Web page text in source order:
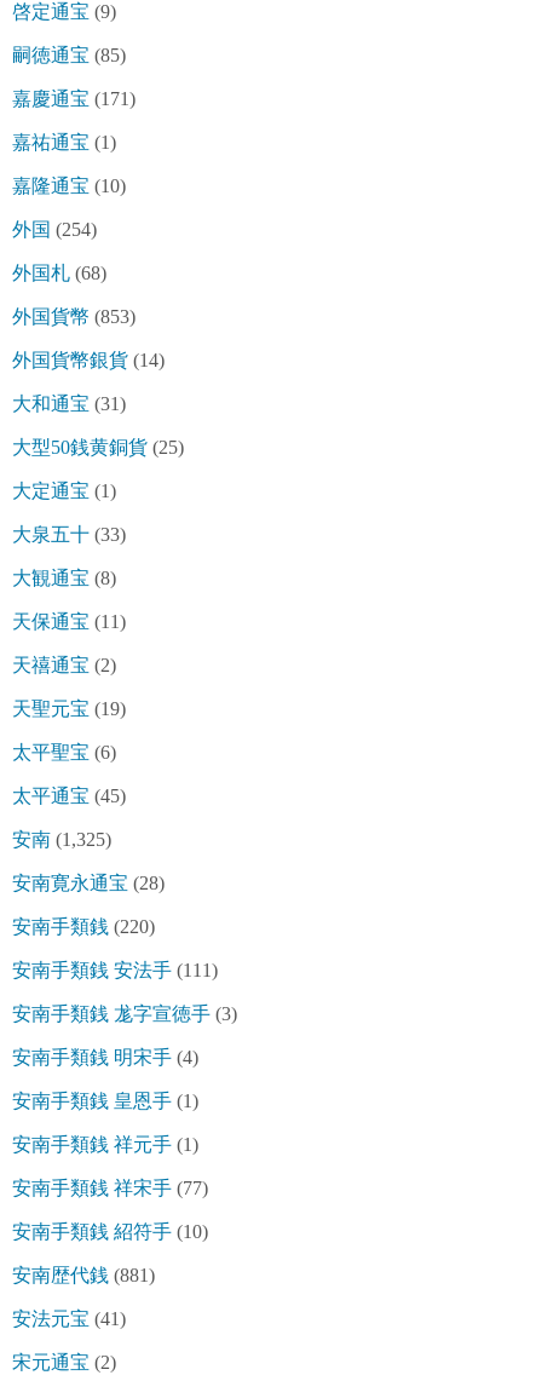
啓定通宝 (9)
嗣徳通宝 (85)
嘉慶通宝 (171)
嘉祐通宝 (1)
嘉隆通宝 (10)
外国 (254)
外国札 (68)
外国貨幣 (853)
外国貨幣銀貨 (14)
大和通宝 (31)
大型50銭黄銅貨 (25)
大定通宝 (1)
大泉五十 (33)
大観通宝 (8)
天保通宝 (11)
天禧通宝 (2)
天聖元宝 (19)
太平聖宝 (6)
太平通宝 (45)
安南 (1,325)
安南寛永通宝 (28)
安南手類銭 (220)
安南手類銭 安法手 (111)
安南手類銭 尨字宣徳手 (3)
安南手類銭 明宋手 (4)
安南手類銭 皇恩手 (1)
安南手類銭 祥元手 (1)
安南手類銭 祥宋手 (77)
安南手類銭 紹符手 (10)
安南歴代銭 (881)
安法元宝 (41)
宋元通宝 (2)